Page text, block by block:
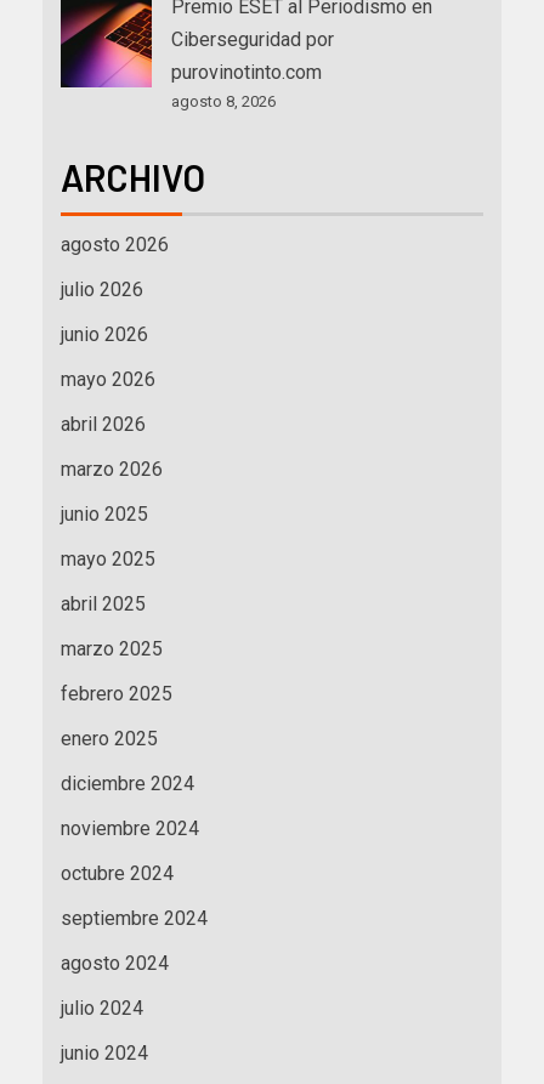
Premio ESET al Periodismo en
Ciberseguridad por
purovinotinto.com
agosto 8, 2026
ARCHIVO
agosto 2026
julio 2026
junio 2026
mayo 2026
abril 2026
marzo 2026
junio 2025
mayo 2025
abril 2025
marzo 2025
febrero 2025
enero 2025
diciembre 2024
noviembre 2024
octubre 2024
septiembre 2024
agosto 2024
julio 2024
junio 2024